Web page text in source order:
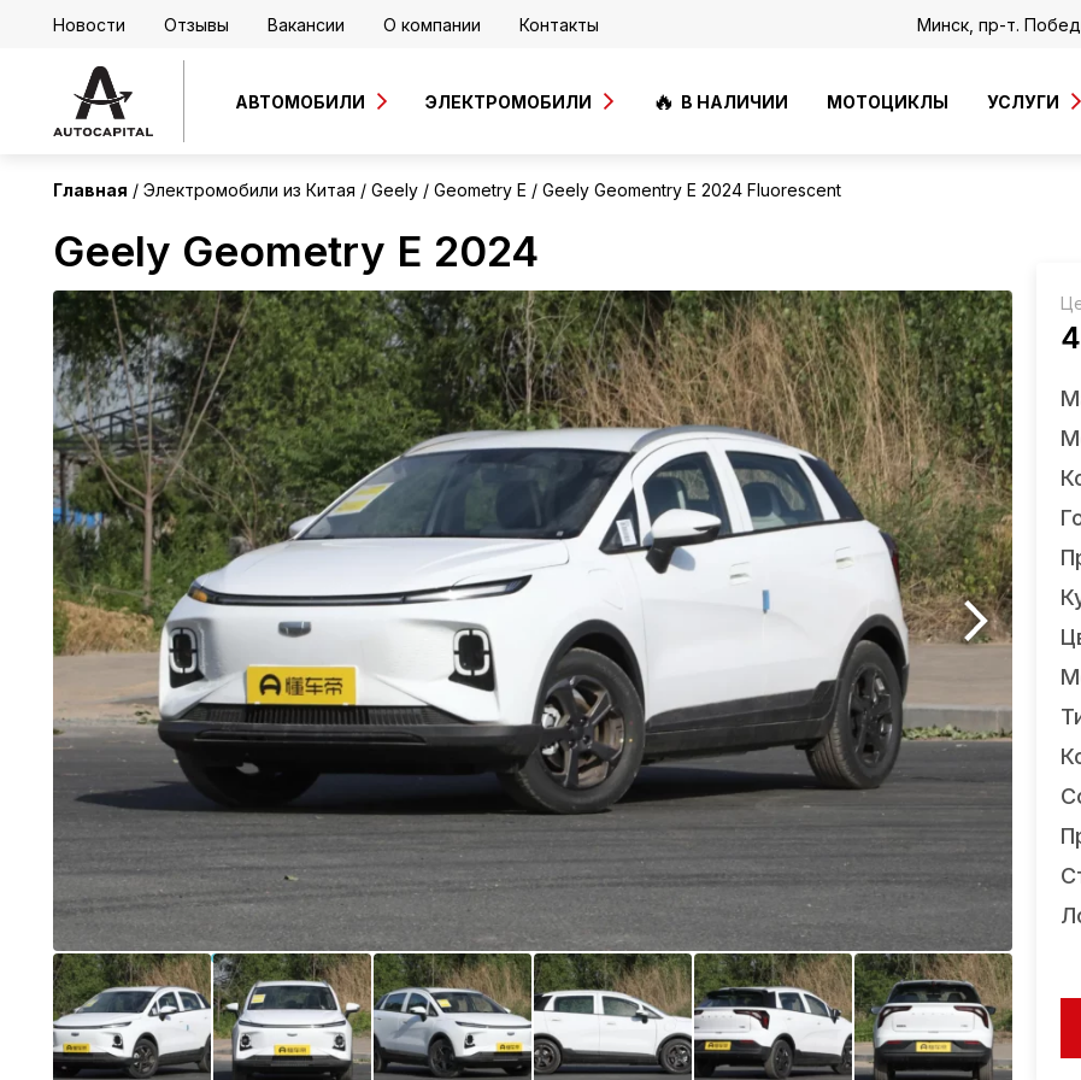
Новости Отзывы Вакансии О компании Контакты Минск, пр-т.
АВТОМОБИЛИ ЭЛЕКТРОМОБИЛИ В НАЛИЧИИ МОТОЦИКЛЫ УСЛУГИ
Главная Электромобили из Китая Geely Geometry E Geely Geomentry E 2024 Fluorescent
Geely Geometry E 2024
Китай